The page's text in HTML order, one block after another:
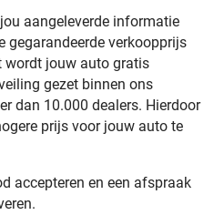
aangeleverde informatie
gegarandeerde verkoopprijs
wordt jouw auto gratis
gezet binnen ons
dan 10.000 dealers. Hierdoor
prijs voor jouw auto te
accepteren en een afspraak